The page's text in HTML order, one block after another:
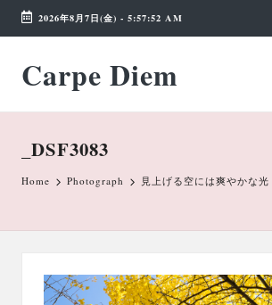
Skip
content
2026年8月7日(金) - 5:57:52 AM
Carpe Diem
Weekend
Wonderland
_DSF3083
Home Photograph 見上げる空には爽やかな光